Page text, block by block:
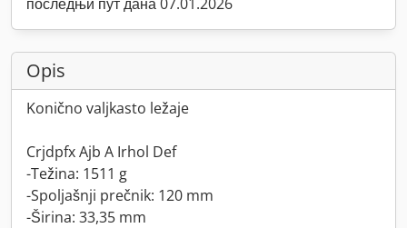
Opis
Konično valjkasto ležaje
Crjdpfx Ajb A Irhol Def
-Težina: 1511 g
-Spoljašnji prečnik: 120 mm
-Širina: 33,35 mm